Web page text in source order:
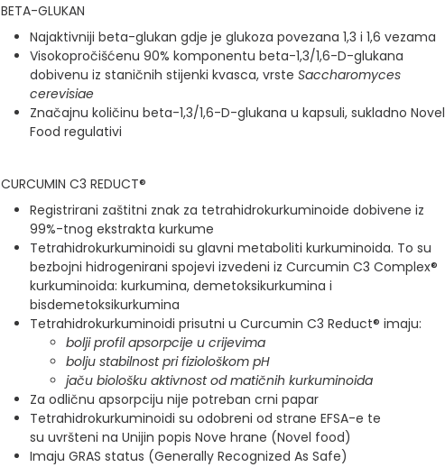
BETA-GLUKAN
Najaktivniji beta-glukan gdje je glukoza povezana 1,3 i 1,6 vezama
Visokopročišćenu 90% komponentu beta-1,3/1,6-D-glukana
dobivenu iz staničnih stijenki kvasca, vrste Saccharomyces
cerevisiae
Značajnu količinu beta-1,3/1,6-D-glukana u kapsuli, sukladno Novel
Food regulativi
CURCUMIN C3 REDUCT®
Registrirani zaštitni znak za tetrahidrokurkuminoide dobivene iz
99%-tnog ekstrakta kurkume
Tetrahidrokurkuminoidi su glavni metaboliti kurkuminoida. To su
bezbojni hidrogenirani spojevi izvedeni iz Curcumin C3 Complex®
kurkuminoida: kurkumina, demetoksikurkumina i
bisdemetoksikurkumina
Tetrahidrokurkuminoidi prisutni u Curcumin C3 Reduct® imaju:
bolji profil apsorpcije u crijevima
bolju stabilnost pri fiziološkom pH
jaču biološku aktivnost od matičnih kurkuminoida
Za odličnu apsorpciju nije potreban crni papar
Tetrahidrokurkuminoidi su odobreni od strane EFSA-e te
su uvršteni na Unijin popis Nove hrane (Novel food)
Imaju GRAS status (Generally Recognized As Safe)